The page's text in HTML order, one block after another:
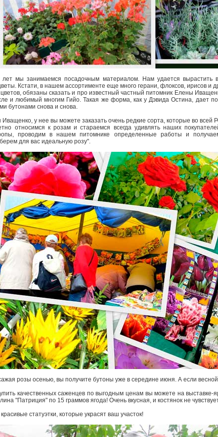
мы занимаемся посадочным материалом. Нам удается вырастить
Кстати, в нашем ассортименте еще много герани, флоксов, ирисов и
обязаны сказать и про известный частный питомник Елены
и любимый многим Гийо. Такая же форма, как у Дэвида Остина, дает
бутонами снова и снова.
у нее вы можете заказать очень редкие сорта, которые во всей
относимся к розам и стараемся всегда удивлять наших
проводим в нашем питомнике определенные работы и
для вас идеальную розу".
розы осенью, вы получите бутоны уже в середине июня. А если весной
качественных саженцев по выгодным ценам вы можете на выставке-
"Патриция" по 15 граммов ягода! Очень вкусная, и костянок не
статуэтки, которые украсят ваш участок!